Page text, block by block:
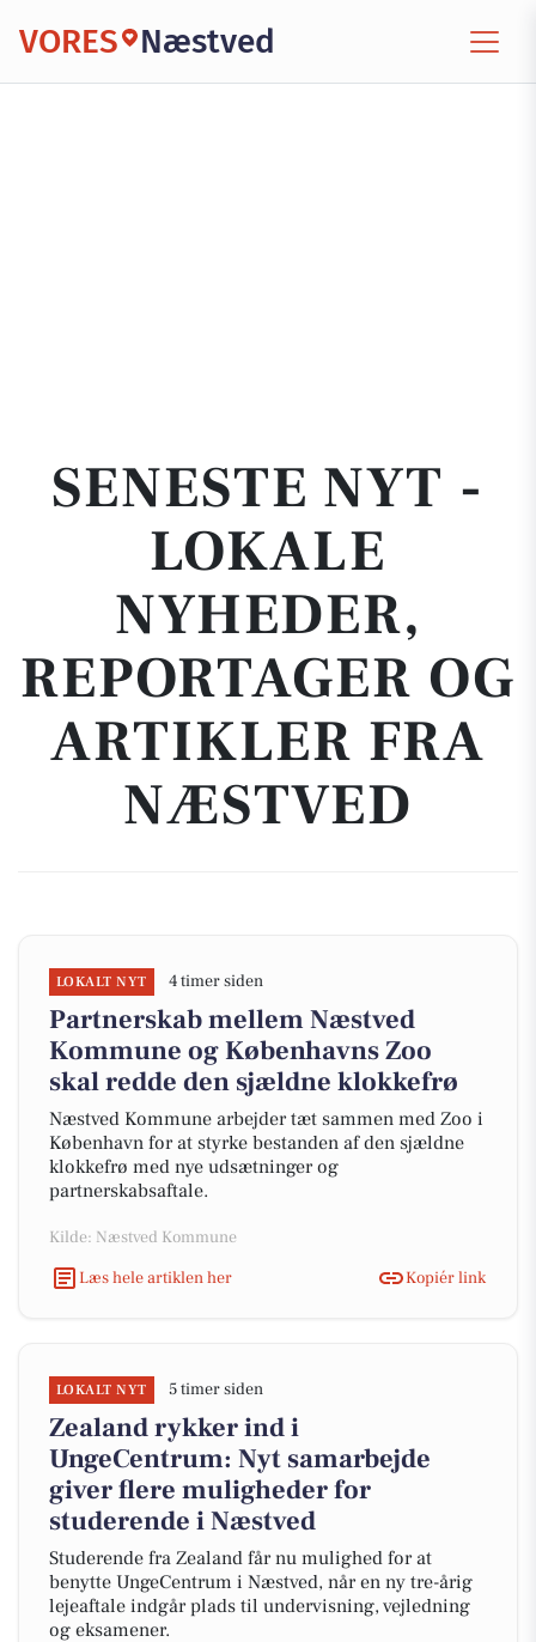
VORES Næstved
SENESTE NYT -
LOKALE
NYHEDER,
REPORTAGER OG
ARTIKLER FRA
NÆSTVED
LOKALT NYT 4 timer siden
Partnerskab mellem Næstved
Kommune og Københavns Zoo
skal redde den sjældne klokkefrø
Næstved Kommune arbejder tæt sammen med Zoo i
København for at styrke bestanden af den sjældne
klokkefrø med nye udsætninger og
partnerskabsaftale.
Kilde: Næstved Kommune
Læs hele artiklen her
Kopiér link
LOKALT NYT 5 timer siden
Zealand rykker ind i
UngeCentrum: Nyt samarbejde
giver flere muligheder for
studerende i Næstved
Studerende fra Zealand får nu mulighed for at
benytte UngeCentrum i Næstved, når en ny tre-årig
lejeaftale indgår plads til undervisning, vejledning
og eksamener.